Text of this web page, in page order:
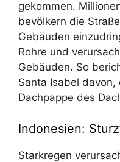
gekommen.
bevölkern die
Gebäuden
Rohre und
Gebäuden. So
Santa Isabel
Dachpappe des
Indonesien:
Starkregen